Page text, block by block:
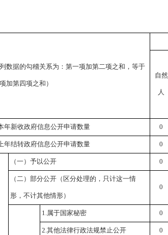
列数据的勾稽关系为：第一项加第二项之和，等于
加第四项之和）
自然
人
年新收政府信息公开申请数量 0
年结转政府信息公开申请数量 0
（一）予以公开 0
（二）部分公开 （区分处理的，只计这一情
形，不计其他情形）
0
1.属于国家秘密 0
2.其他法律行政法规禁止公开 0